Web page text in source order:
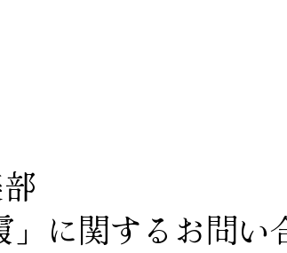
に関するお問い